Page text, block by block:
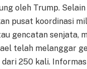
oleh Trump.
pusat koordinasi
gencatan senjata,
telah melanggar
250 kali.